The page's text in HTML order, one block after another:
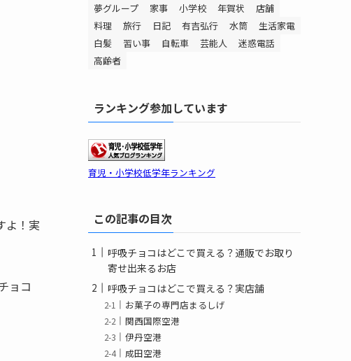
よ！実
ョコ
夢グループ
家事 小学校 年賀状
店舗
料理
旅行 日記 有吉弘行 水筒
生活家電
白髪
習い事 自転車 芸能人
迷惑電話
高齢者
ランキング参加しています
育児・小学校低学年ランキング
この記事の目次
呼吸チョコはどこで買える？通販でお取り
寄せ出来るお店
呼吸チョコはどこで買える？実店舗
お菓子の専門店まるしげ
関西国際空港
伊丹空港
成田空港